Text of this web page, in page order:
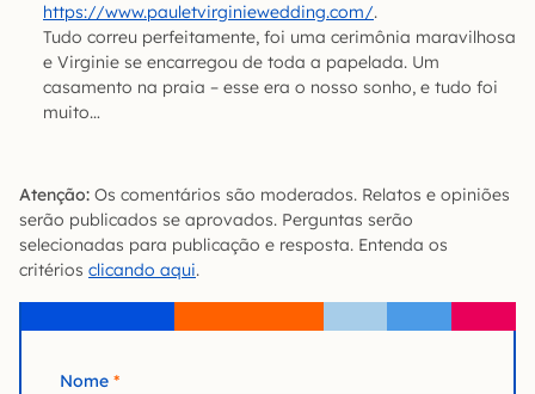
https://www.pauletvirginiewedding.com/.
Tudo correu perfeitamente, foi uma cerimônia maravilhosa
e Virginie se encarregou de toda a papelada. Um
casamento na praia – esse era o nosso sonho, e tudo foi
muito…
Atenção: Os comentários são moderados. Relatos e opiniões
serão publicados se aprovados. Perguntas serão
selecionadas para publicação e resposta. Entenda os
critérios clicando aqui.
Nome